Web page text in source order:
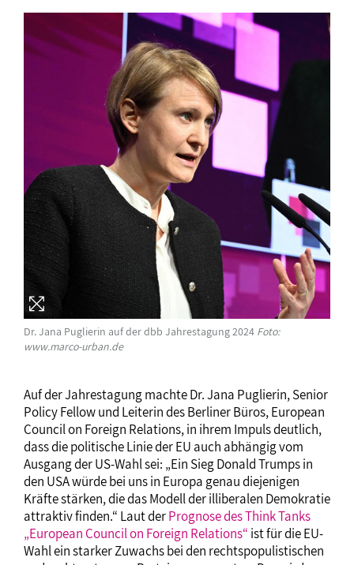
Dr. Jana Puglierin auf der dbb Jahrestagung 2024 Foto:
www.marco-urban.de
Auf der Jahrestagung machte Dr. Jana Puglierin, Senior
Policy Fellow und Leiterin des Berliner Büros, European
Council on Foreign Relations, in ihrem Impuls deutlich,
dass die politische Linie der EU auch abhängig vom
Ausgang der US-Wahl sei: „Ein Sieg Donald Trumps in
den USA würde bei uns in Europa genau diejenigen
Kräfte stärken, die das Modell der illiberalen Demokratie
attraktiv finden.“ Laut derPrognose des Think Tanks
„European Council on Foreign Relations“ ist für die EU-
Wahl ein starker Zuwachs bei den rechtspopulistischen